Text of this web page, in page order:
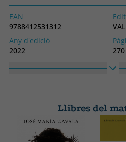
un mestizo cherokee, Cabeza
destino como líder, a costa de
guerra entre aldeas. Su vida
Negra, Canción en la Lluvia y los
conservan la esperanza de un
engullidos por el odio hacia el
inminencia de una nueva Era. El
EAN
9788412531312
Any d'edició
2022
270
Llibres del